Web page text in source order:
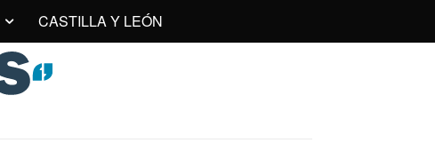
CASTILLA Y LEÓN